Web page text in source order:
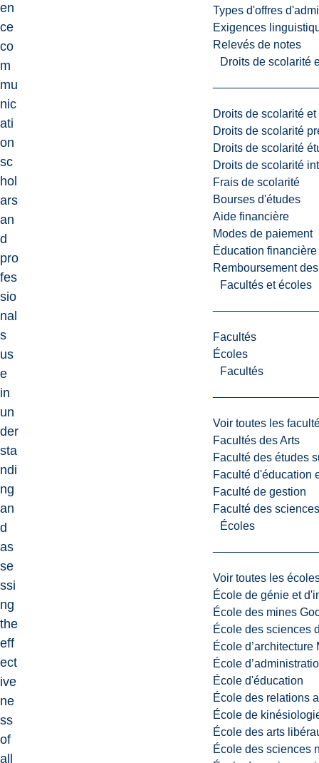
Types d'offres
Exigences
Relevés de notes
Droits de scolarité
Droits de scolarité
Droits de scolarité
Droits de scolarité
Droits de scolarité
Frais de scolarité
Bourses d'études
Aide financière
Modes de paiement
Éducation financière
Remboursement
Facultés et écoles
Facultés
Écoles
Facultés
Voir toutes les
Facultés des Arts
Faculté des études
Faculté d'éducation
Faculté de gestion
Faculté des
Écoles
Voir toutes les
École de génie et
École des mines
École des sciences
École d’architecture
École
École d'éducation
École des relations
École de
École des arts
École des sciences
en
ce
co
m
mu
nic
ati
on
sc
hol
ars
an
d
pro
fes
sio
nal
s
us
e
in
un
der
sta
ndi
ng
an
d
as
se
ssi
ng
the
eff
ect
ive
ne
ss
of
all